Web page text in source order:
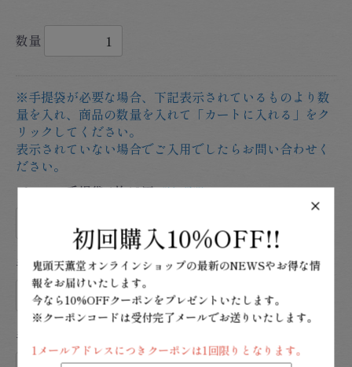
数量
※手提袋が必要な場合、下記表示されているものより数
量を入れ、商品の数量を入れて「カートに入れる」をク
リックしてください。
表示されていない場合でご入用でしたらお問い合わせく
ださい。
ビニール手提袋 1枚10円 詳細説明
手提袋 小 1枚20円 詳細説明
手提袋 大 1枚50円
初回購入10%OFF!!
鬼頭天薫堂オンラインショップの最新のNEWSやお得な情
報をお届けいたします。
今なら10%OFFクーポンをプレゼントいたします。
※クーポンコードは受付完了メールでお送りいたします。
1メールアドレスにつきクーポンは1回限りとなります。
×